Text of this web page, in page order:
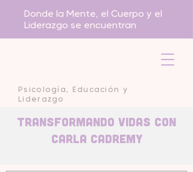
Psicología, Educación y
Liderazgo
Donde la Mente, el Cuerpo y el
Liderazgo se encuentran
Transformando Vidas con
carla Cadremy